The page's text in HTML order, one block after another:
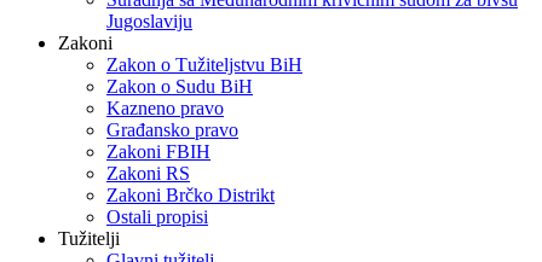
Jugoslaviju
Zakoni
Zakon o Тužiteljstvu BiH
Zakon o Sudu BiH
Kazneno pravo
Građansko pravo
Zakoni FBIH
Zakoni RS
Zakoni Brčko Distrikt
Ostali propisi
Tužitelji